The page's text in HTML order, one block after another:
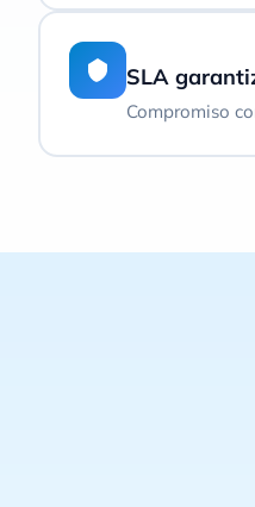
SLA
Compromiso